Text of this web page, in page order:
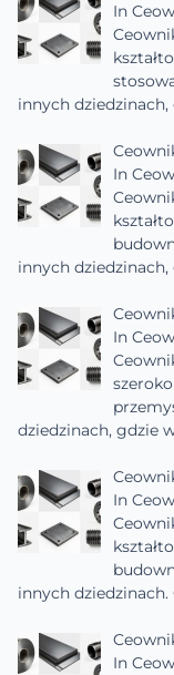
In
innych
In
innych dziedzinach,
In
dziedzinach, gdzie
In
innych dziedzinach.
In